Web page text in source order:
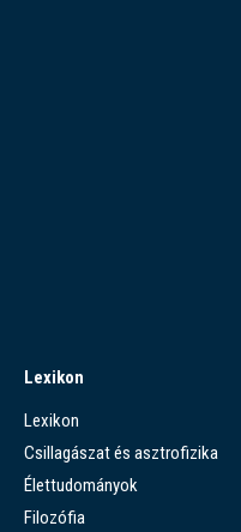
Lexikon
Lexikon
Csillagászat és asztrofizika
Élettudományok
Filozófia